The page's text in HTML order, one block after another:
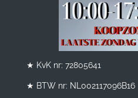
★ KvK nr: 72805641
★ BTW nr: NL002117096B16